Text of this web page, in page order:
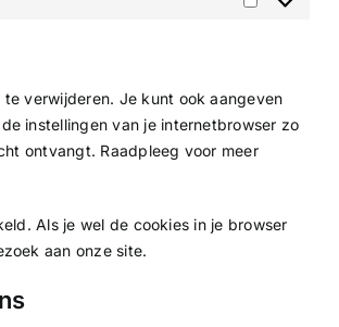
Marketing
verwijderen. Je kunt ook aangeven
instellingen van je internetbrowser zo
ontvangt. Raadpleeg voor meer
Als je wel de cookies in je browser
aan onze site.